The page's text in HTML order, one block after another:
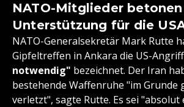
NATO-Mitglieder betonen
Unterstützung für die
NATO-Generalsekretär Mark Rutte
Gipfeltreffen in Ankara die US-
notwendig" bezeichnet. Der Iran
bestehende Waffenruhe "im Grunde
verletzt", sagte Rutte. Es sei "absolut